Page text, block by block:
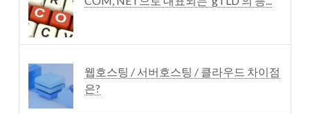
웹호스팅 / 서버호스팅 / 클라우드 차이점
은?